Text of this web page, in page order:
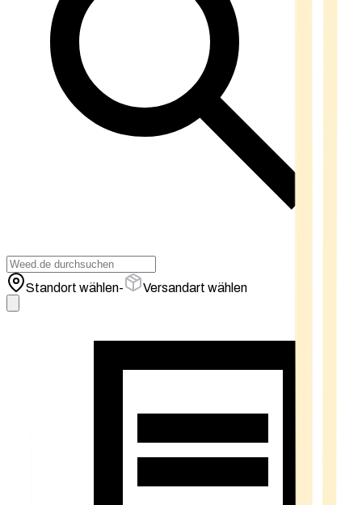
Standort wählen- Versandart wählen